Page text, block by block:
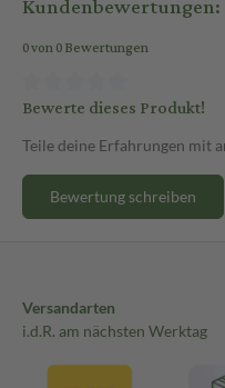
0 von 0 Bewertungen
Bewerte dieses Produkt!
Teile deine Erfahrungen mit
Bewertung schreiben
Versandarten
i.d.R. am nächsten Werktag